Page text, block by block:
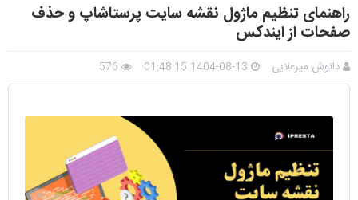
راهنمای تنظیم ماژول نقشه سایت پرستاشاپ و حذف
صفحات از ایندکس
دانوش میرعلایی 1404-08-13 01:48:15